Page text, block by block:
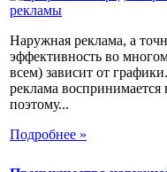
Наружная реклама, а
эффективность во
всем) зависит от
реклама воспринимается
поэтому...
Подробнее »